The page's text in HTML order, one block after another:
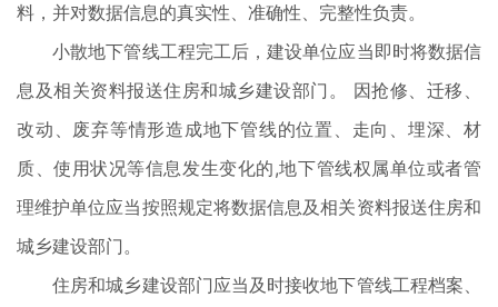
料，并对数据信息的真实性、准确性、完整性负责。
小散地下管线工程完工后，建设单位应当即时将数据信
息及相关资料报送住房和城乡建设部门。 因抢修、迁移、
改动、废弃等情形造成地下管线的位置、走向、埋深、材
质、使用状况等信息发生变化的,地下管线权属单位或者管
理维护单位应当按照规定将数据信息及相关资料报送住房和
城乡建设部门。
住房和城乡建设部门应当及时接收地下管线工程档案、